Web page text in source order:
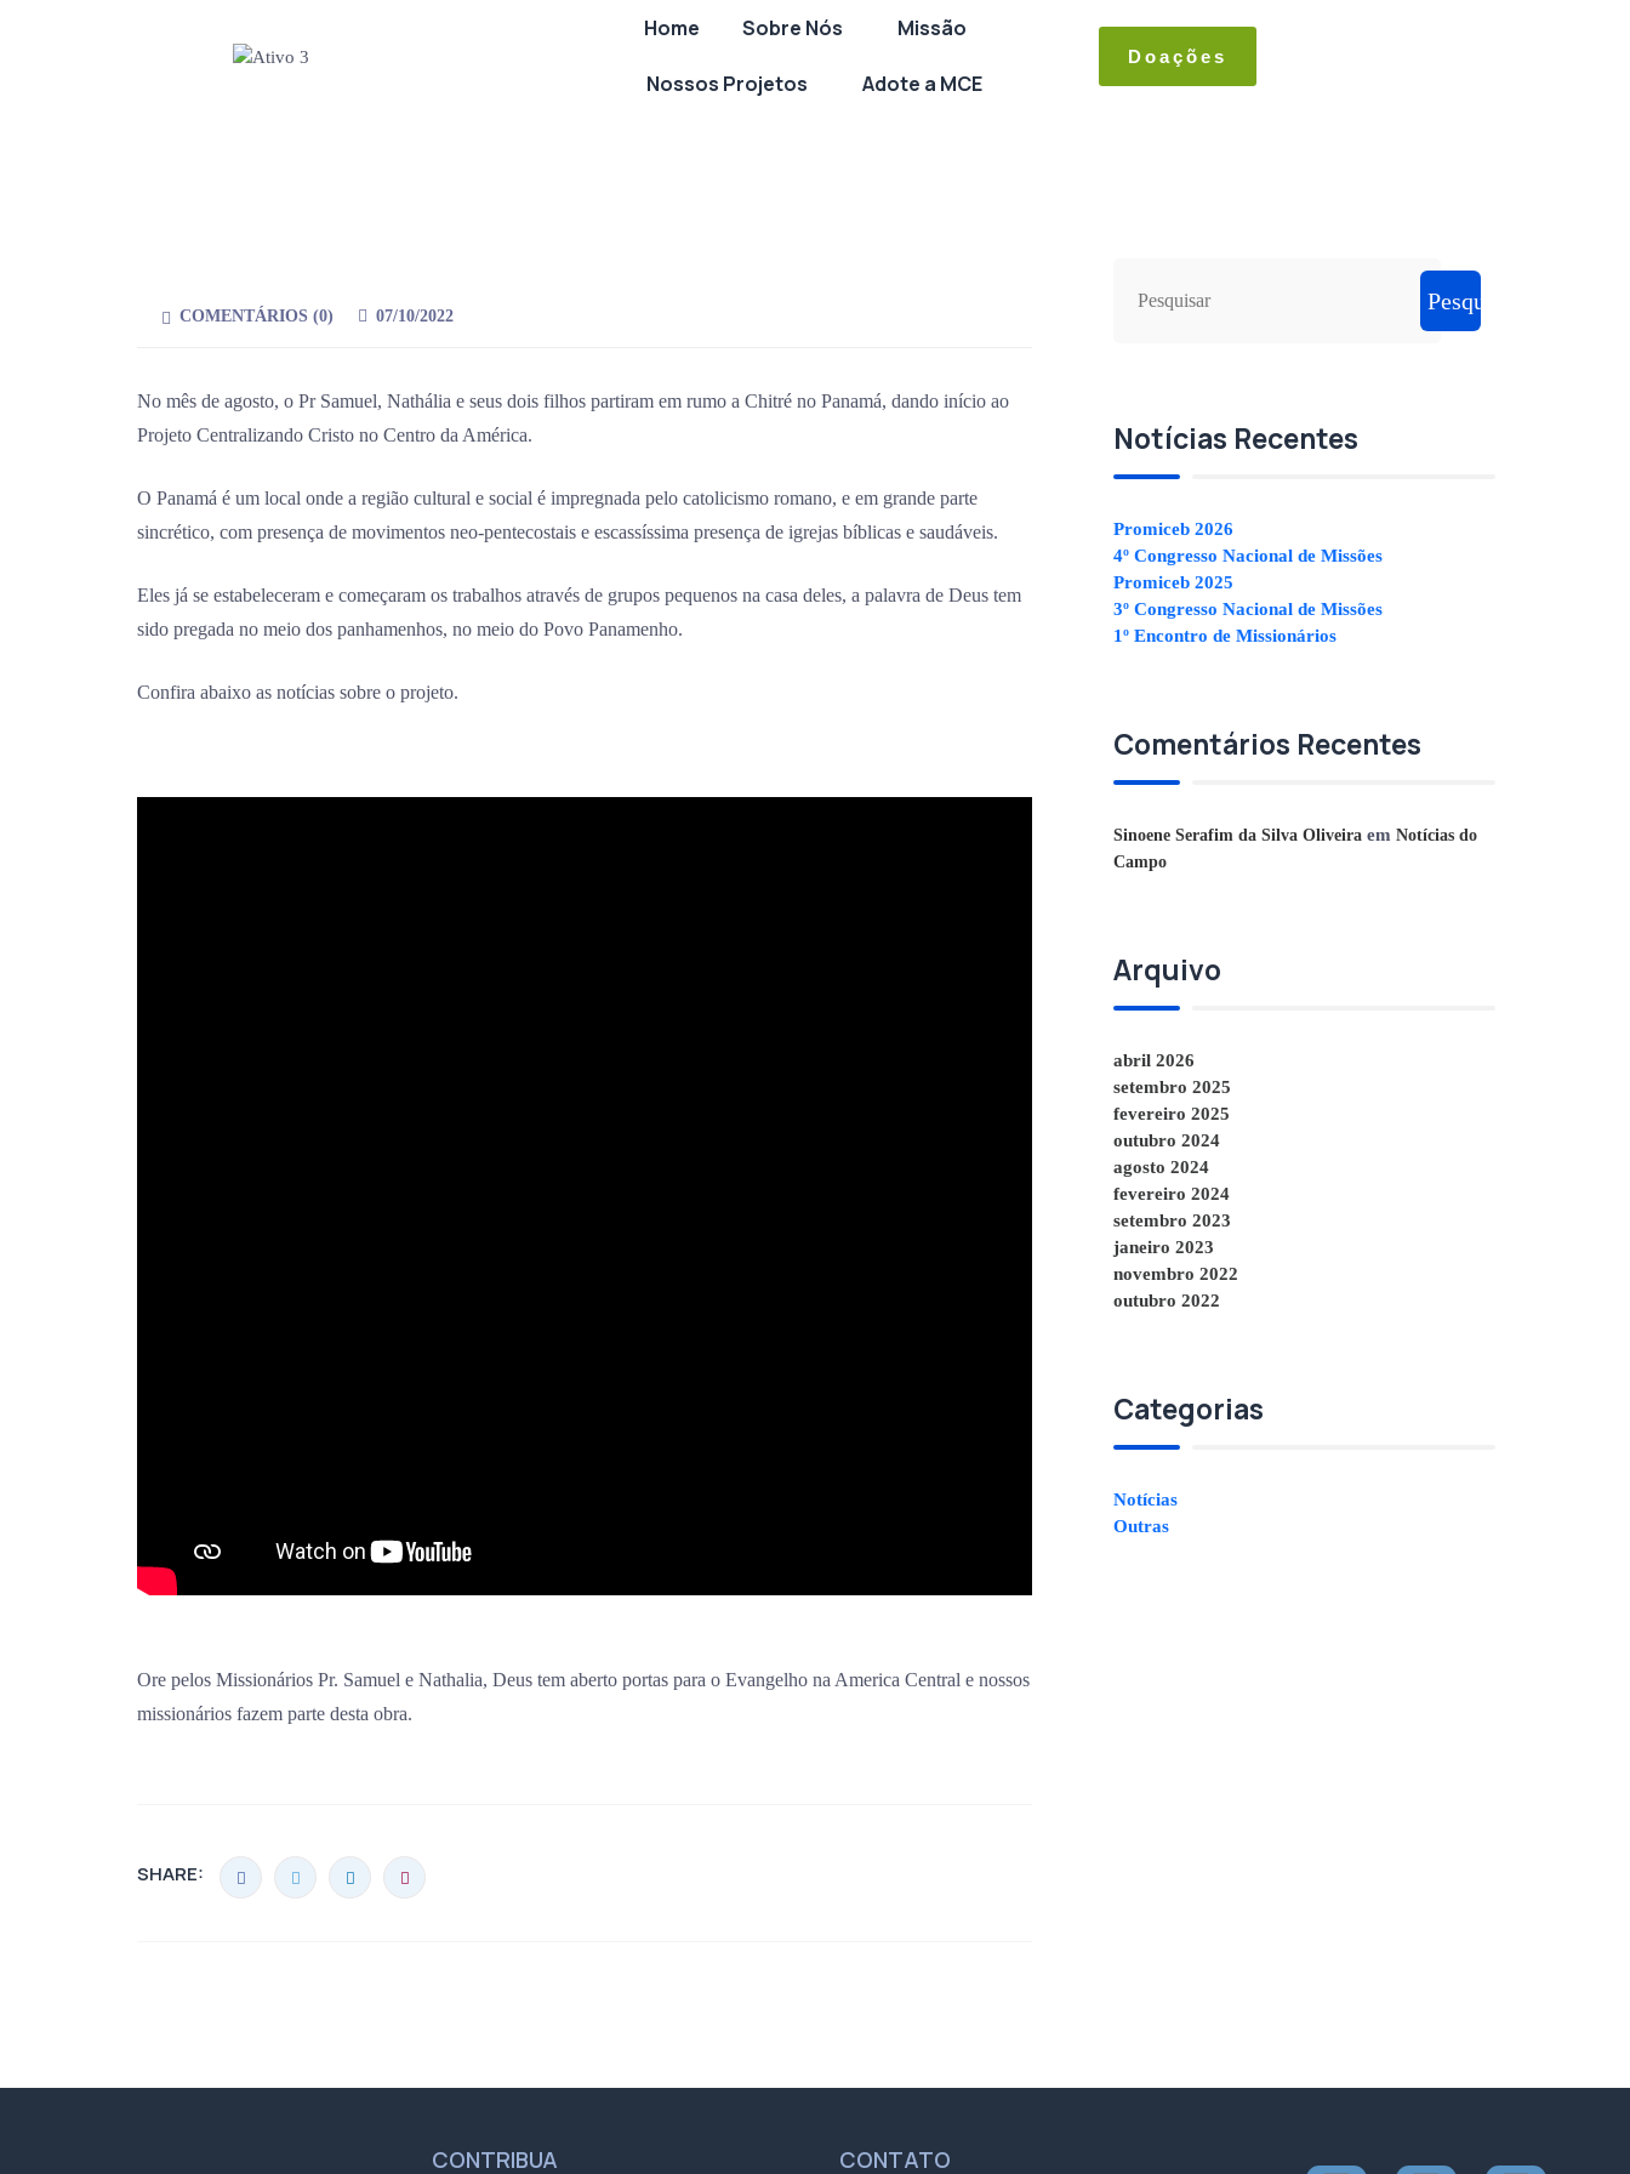
Home Sobre Nós Missão
Nossos Projetos Adote a MCE
Doações
COMENTÁRIOS (0) 07/10/2022
No mês de agosto, o Pr Samuel, Nathália e seus dois filhos partiram em rumo a Chitré no Panamá, dando início ao
Projeto Centralizando Cristo no Centro da América.
O Panamá é um local onde a região cultural e social é impregnada pelo catolicismo romano, e em grande parte
sincrético, com presença de movimentos neo-pentecostais e escassíssima presença de igrejas bíblicas e saudáveis.
Eles já se estabeleceram e começaram os trabalhos através de grupos pequenos na casa deles, a palavra de Deus tem
sido pregada no meio dos panhamenhos, no meio do Povo Panamenho.
Confira abaixo as notícias sobre o projeto.
Ore pelos Missionários Pr. Samuel e Nathalia, Deus tem aberto portas para o Evangelho na America Central e nossos
missionários fazem parte desta obra.
SHARE:
Pesquisar
Notícias Recentes
Promiceb 2026
4º Congresso Nacional de Missões
Promiceb 2025
3º Congresso Nacional de Missões
1º Encontro de Missionários
Comentários Recentes
Sinoene Serafim da Silva Oliveira emNotícias do
Campo
Arquivo
abril 2026
setembro 2025
fevereiro 2025
outubro 2024
agosto 2024
fevereiro 2024
setembro 2023
janeiro 2023
novembro 2022
outubro 2022
Categorias
Notícias
Outras
CONTRIBUA CONTATO